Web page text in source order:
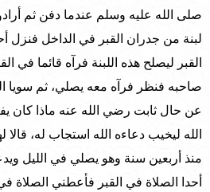
صلى الله عليه وسلم عندما دفن ثم
لبنة من جدران القبر في الداخل فنزل
القبر ليصلح هذه اللبنة فرآه قائما في
صاحبه فنظر فرآه معه يصلي، ثم سويا
عن حال ثابت رضي الله عنه ماذا كان
الله ليخيب دعاءه الله استجاب له،
منذ أربعين سنة وهو يصلي في الليل
أحدا الصلاة في القبر فأعطني الصلاة